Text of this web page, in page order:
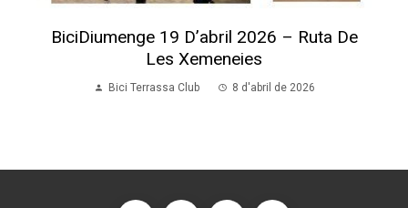
BiciDiumenge 19 D’abril 2026 – Ruta De
Les Xemeneies
Bici Terrassa Club 8 d'abril de 2026